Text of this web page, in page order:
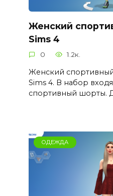
Женский
Sims 4
0 1.2к.
Женский
Sims 4. В набор
спортивный шорты.
ОДЕЖДА